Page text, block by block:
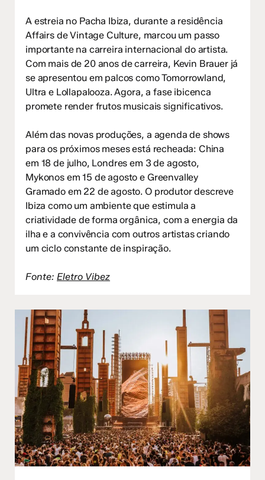
A estreia no Pacha Ibiza, durante a residência
Affairs de Vintage Culture, marcou um passo
importante na carreira internacional do artista.
Com mais de 20 anos de carreira, Kevin Brauer já
se apresentou em palcos como Tomorrowland,
Ultra e Lollapalooza. Agora, a fase ibicenca
promete render frutos musicais significativos.
Além das novas produções, a agenda de shows
para os próximos meses está recheada: China
em 18 de julho, Londres em 3 de agosto,
Mykonos em 15 de agosto e Greenvalley
Gramado em 22 de agosto. O produtor descreve
Ibiza como um ambiente que estimula a
criatividade de forma orgânica, com a energia da
ilha e a convivência com outros artistas criando
um ciclo constante de inspiração.
Fonte: Eletro Vibez